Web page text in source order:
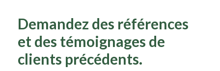
Demandez des références
et des témoignages de
clients précédents.